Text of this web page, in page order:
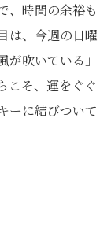
、時間の余裕も
は、今週の日曜
吹いている」
こそ、運をぐぐ
ーに結びついて